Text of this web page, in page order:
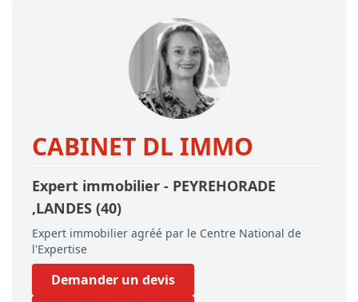
CABINET DL IMMO
Expert immobilier - PEYREHORADE
,LANDES (40)
Expert immobilier agréé par le Centre National de
l'Expertise
Demander un devis